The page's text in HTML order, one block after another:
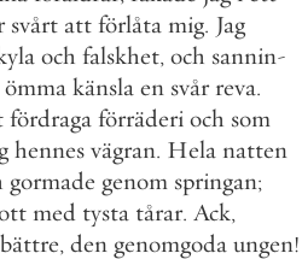
svårt att förlåta mig. Jag
och falskhet, och sannin-
ömma känsla en svår reva.
fördraga förräderi och som
hennes vägran. Hela natten
gormade genom springan;
med tysta tårar. Ack,
bättre, den genomgoda ungen!